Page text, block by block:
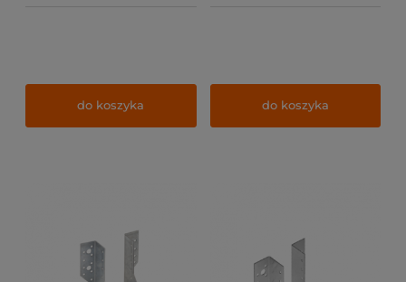
do koszyka do koszyka